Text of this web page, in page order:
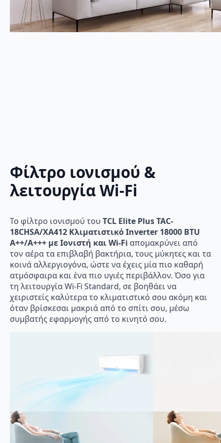
Φίλτρο ιονισμού &
λειτουργία Wi-Fi
Το φίλτρο ιονισμού του TCL Elite Plus TAC-
18CHSA/XA412 Κλιματιστικό Inverter 18000 BTU
A++/A+++ με Ιονιστή και Wi-Fi απομακρύνει από
τον αέρα τα επιβλαβή βακτήρια, τους μύκητες και τα
κοινά αλλεργιογόνα, ώστε να έχεις μία πιο καθαρή
ατμόσφαιρα και ένα πιο υγιές περιβάλλον. Όσο για
τη λειτουργία Wi-Fi Standard, σε βοηθάει να
χειριστείς καλύτερα το κλιματιστικό σου ακόμη και
όταν βρίσκεσαι μακριά από το σπίτι σου, μέσω
συμβατής εφαρμογής από το κινητό σου.